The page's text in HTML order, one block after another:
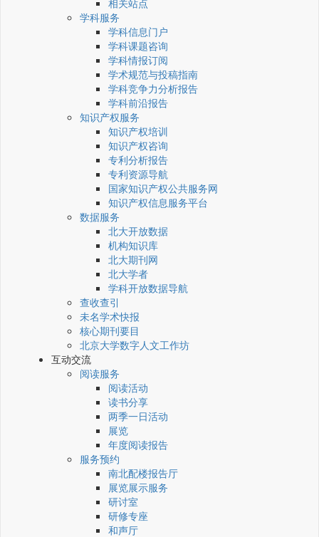
相关站点
学科服务
学科信息门户
学科课题咨询
学科情报订阅
学术规范与投稿指南
学科竞争力分析报告
学科前沿报告
知识产权服务
知识产权培训
知识产权咨询
专利分析报告
专利资源导航
国家知识产权公共服务网
知识产权信息服务平台
数据服务
北大开放数据
机构知识库
北大期刊网
北大学者
学科开放数据导航
查收查引
未名学术快报
核心期刊要目
北京大学数字人文工作坊
互动交流
阅读服务
阅读活动
读书分享
两季一日活动
展览
年度阅读报告
服务预约
南北配楼报告厅
展览展示服务
研讨室
研修专座
和声厅